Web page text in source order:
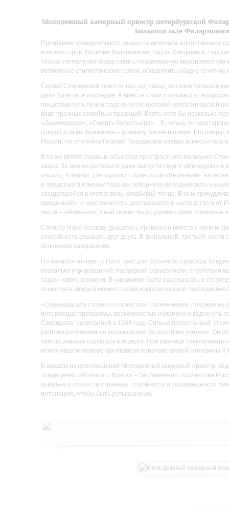
Молодежный камерный оркестр петербургской
Большом зале
Программа мемориального концерта включала единственное
композиторов: Василия Калинникова, Пауля Хиндемита,
только стремление представить незаигранную
возможные стилистические связи, обнаружить общую
Сергей Слонимский ушел от нас год назад, оставив большое
даже балетное наследие. А вместе с ним и множество
представитель ленинградско-петербургской композиторской
виде прочных семейных традиций. Взять хотя бы несколько
«Дхаммапады», «Смерть Робеспьера»... В пользу
средой для воображения – романсу, песне и опере. Его
России. Не случайно Георгий Праздников назвал
В то же время главным объектом пристрастного внимания
хаоса. За нее он ратовал и даже выпустил книгу «Мелодика» в
училищ. Концерт для скрипки с оркестром «Весенний»,
и представил композитора как поборника мелодического
засидевшейся в клетке вольнолюбивой птице. В нем
священной», и чувственность, доставшаяся в наследство и от
части – «Романса», в ней можно было уловить даже блюзовые
Солисту Илье Козлову дышалось привольно вместе с чутким
способность слышать друг друга. В финальной, третьей,
солнечное завершение.
Но начался концерт с Пяти пьес для струнного оркестра
несколько утрированной, пасмурной серьезности,
задач нового времени. В них можно было расслышать и
осмыслять каждый момент своей композиторской
«Серенада для струнного оркестра» Калинникова, похожая
интермеццо программы, возможностью облегченно вздохнуть
Свиридова, написанной в 1964 году. Сильно пропитанный
рефлексия ученика на музыкальную философию учителя. Он
закольцовывая структуру концерта. При разнице
исчезнувшем мажоре как главном признаке второй половины
В каждом из произведений Молодежный камерный оркестр,
традициями «большого брата» – Заслуженного коллектива
вокальной сочности струнных, стройности и соразмерности
интонацию, чтобы быть услышанным.